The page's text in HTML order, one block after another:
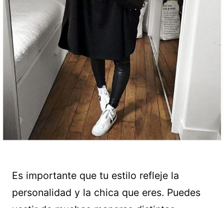
Es importante que tu estilo refleje la
personalidad y la chica que eres. Puedes